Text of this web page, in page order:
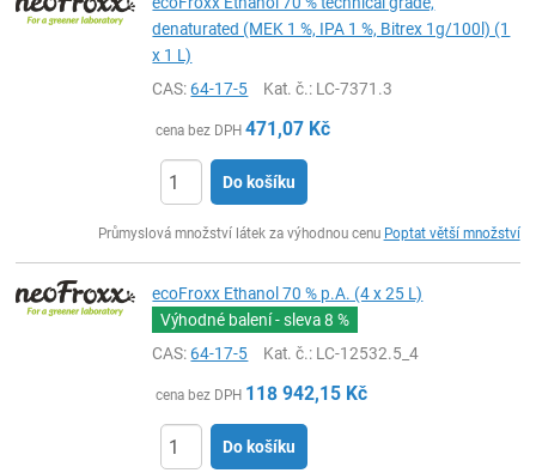
denaturated (MEK 1 %, IPA 1 %, Bitrex 1g/100l) (1
x 1 L)
CAS:64-17-5 Kat. č.: LC-7371.3
cena bez DPH 471,07 Kč
Do košíku
Průmyslová množství látek za výhodnou cenu Poptat větší množství
ecoFroxx Ethanol 70 % p.A. (4 x 25 L)
Výhodné balení - sleva8 %
CAS:64-17-5 Kat. č.: LC-12532.5_4
cena bez DPH 118 942,15 Kč
Do košíku